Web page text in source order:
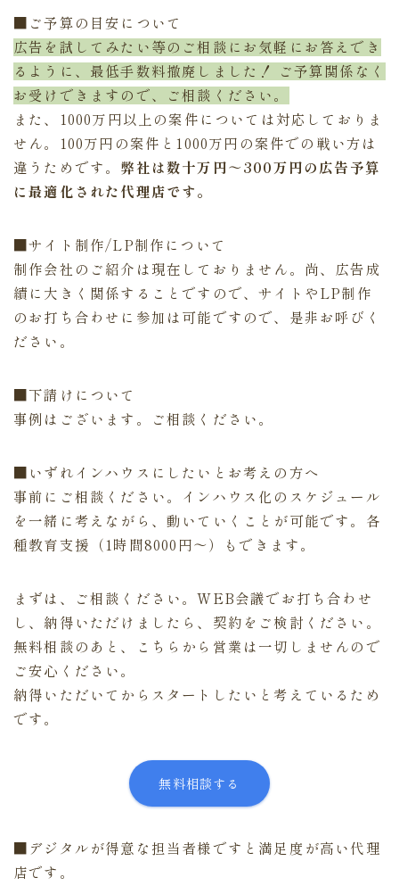
■ご予算の目安について
広告を試してみたい等のご相談にお気軽にお答えでき
るように、最低手数料撤廃しました！ ご予算関係なく
お受けできますので、ご相談ください。
また、1000万円以上の案件については対応しておりま
せん。100万円の案件と1000万円の案件での戦い方は
違うためです。 弊社は数十万円～300万円の広告予算
に最適化された代理店です。
■サイト制作/LP制作について
制作会社のご紹介は現在しておりません。尚、広告成
績に大きく関係することですので、サイトやLP制作
のお打ち合わせに参加は可能ですので、是非お呼びく
ださい。
■下請けについて
事例はございます。ご相談ください。
■いずれインハウスにしたいとお考えの方へ
事前にご相談ください。インハウス化のスケジュール
を一緒に考えながら、動いていくことが可能です。各
種教育支援（1時間8000円～）もできます。
まずは、ご相談ください。WEB会議でお打ち合わせ
し、納得いただけましたら、契約をご検討ください。
無料相談のあと、こちらから営業は一切しませんので
ご安心ください。
納得いただいてからスタートしたいと考えているため
です。
無料相談する
■デジタルが得意な担当者様ですと満足度が高い代理
店です。